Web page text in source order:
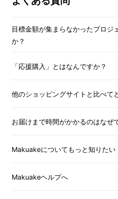
AFUストアは以前にハン
千万円以上のご支援をい
目標金額が集まらなかったプロジ
か？
「応援購入」とはなんですか？
他のショッピングサイトと比べて
お届けまで時間がかかるのはなぜ
Makuakeについてもっと知りたい
Makuakeヘルプへ